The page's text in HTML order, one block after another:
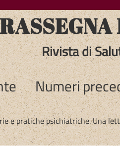
Rivista di
Numeri
e pratiche psichiatriche. Una